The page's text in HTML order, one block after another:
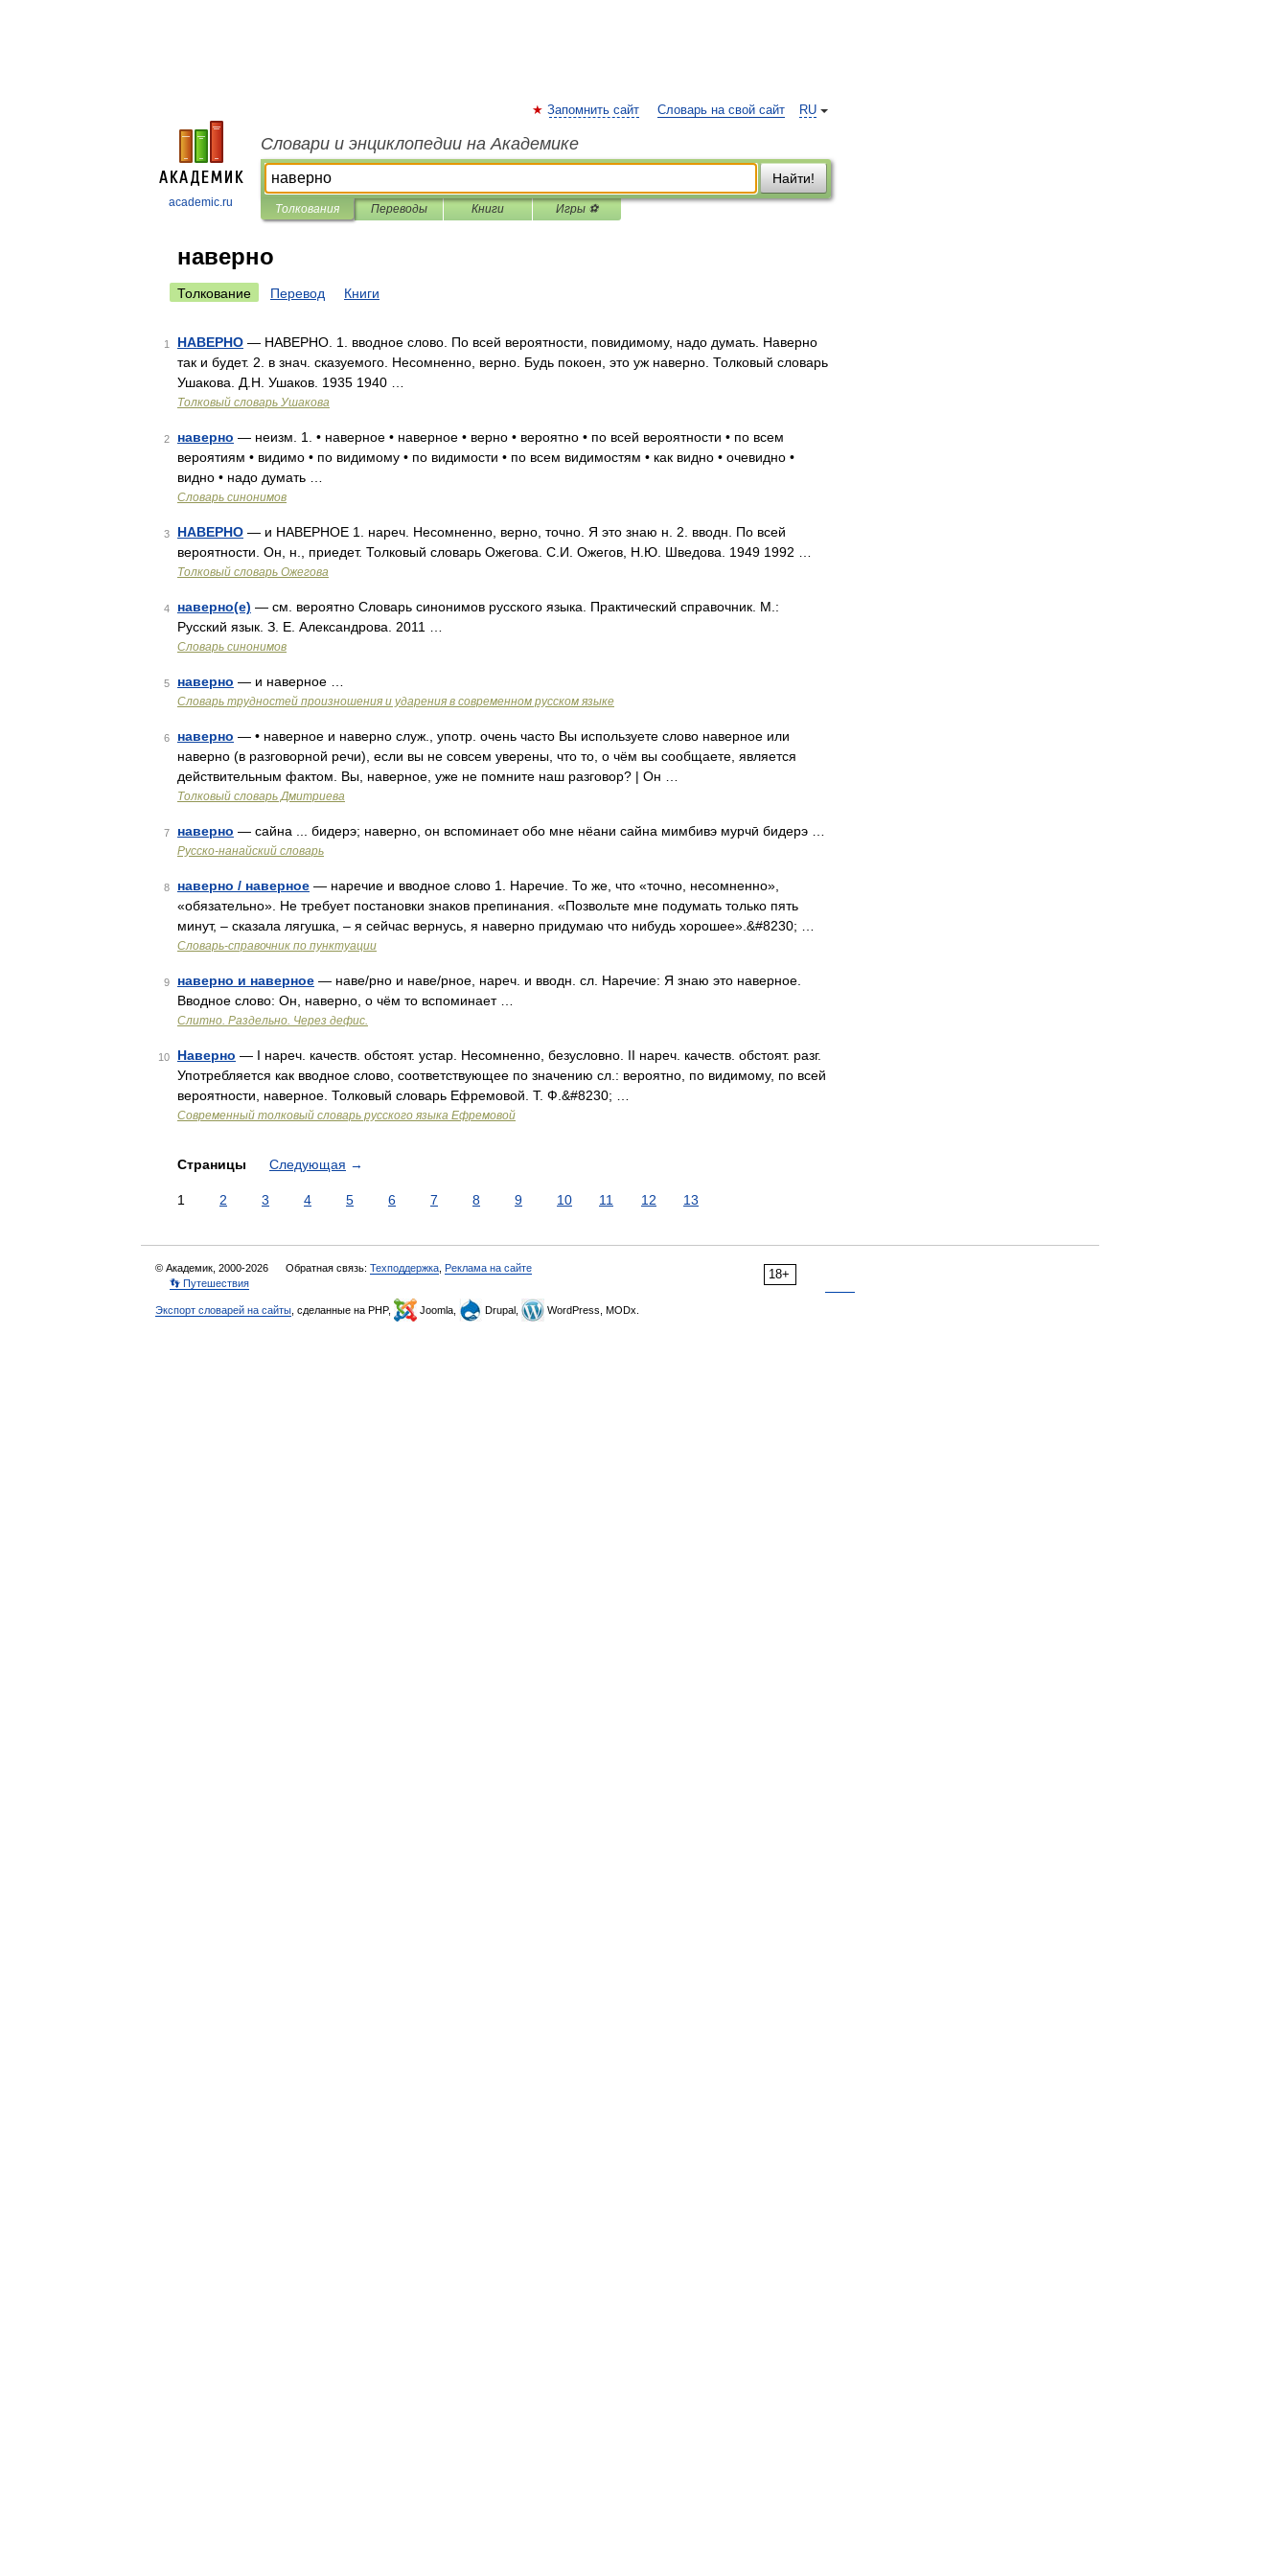
academic.ru
RU
Запомнить сайт Словарь на свой сайт
Словари и энциклопедии на Академике
Найти!
Толкования Переводы Книги Игры ⚽
наверно
Толкование Перевод Книги
1 НАВЕРНО — НАВЕРНО. 1. вводное слово. По всей вероятности, повидимому, надо думать. Наверно
так и будет. 2. в знач. сказуемого. Несомненно, верно. Будь покоен, это уж наверно. Толковый словарь
Ушакова. Д.Н. Ушаков. 1935 1940 …
Толковый словарь Ушакова
2 наверно — неизм. 1. • наверное • наверное • верно • вероятно • по всей вероятности • по всем
вероятиям • видимо • по видимому • по видимости • по всем видимостям • как видно • очевидно •
видно • надо думать …
Словарь синонимов
3 НАВЕРНО — и НАВЕРНОЕ 1. нареч. Несомненно, верно, точно. Я это знаю н. 2. вводн. По всей
вероятности. Он, н., приедет. Толковый словарь Ожегова. С.И. Ожегов, Н.Ю. Шведова. 1949 1992 …
Толковый словарь Ожегова
4 наверно(е) — см. вероятно Словарь синонимов русского языка. Практический справочник. М.:
Русский язык. З. Е. Александрова. 2011 …
Словарь синонимов
5 наверно — и наверное …
Словарь трудностей произношения и ударения в современном русском языке
6 наверно — • наверное и наверно служ., употр. очень часто Вы используете слово наверное или
наверно (в разговорной речи), если вы не совсем уверены, что то, о чём вы сообщаете, является
действительным фактом. Вы, наверное, уже не помните наш разговор? | Он …
Толковый словарь Дмитриева
7 наверно — сайна ... бидерэ; наверно, он вспоминает обо мне нёани сайна мимбивэ мурчӣ бидерэ …
Русско-нанайский словарь
8 наверно / наверное — наречие и вводное слово 1. Наречие. То же, что «точно, несомненно»,
«обязательно». Не требует постановки знаков препинания. «Позвольте мне подумать только пять
минут, – сказала лягушка, – я сейчас вернусь, я наверно придумаю что нибудь хорошее».&#8230; …
Словарь-справочник по пунктуации
9 наверно и наверное — наве/рно и наве/рное, нареч. и вводн. сл. Наречие: Я знаю это наверное.
Вводное слово: Он, наверно, о чём то вспоминает …
Слитно. Раздельно. Через дефис.
10 Наверно — I нареч. качеств. обстоят. устар. Несомненно, безусловно. II нареч. качеств. обстоят. разг.
Употребляется как вводное слово, соответствующее по значению сл.: вероятно, по видимому, по всей
вероятности, наверное. Толковый словарь Ефремовой. Т. Ф.&#8230; …
Современный толковый словарь русского языка Ефремовой
Страницы Следующая →
1 2 3 4 5 6 7 8 9 10 11 12 13
18+
© Академик, 2000-2026 Обратная связь: Техподдержка Реклама на сайте
👣 Путешествия
Экспорт словарей на сайты , сделанные на PHP, Joomla, Drupal, WordPress, MODx.